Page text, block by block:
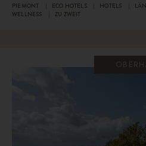
PIEMONT ECO HOTELS HOTELS
WELLNESS
ZU ZWEIT